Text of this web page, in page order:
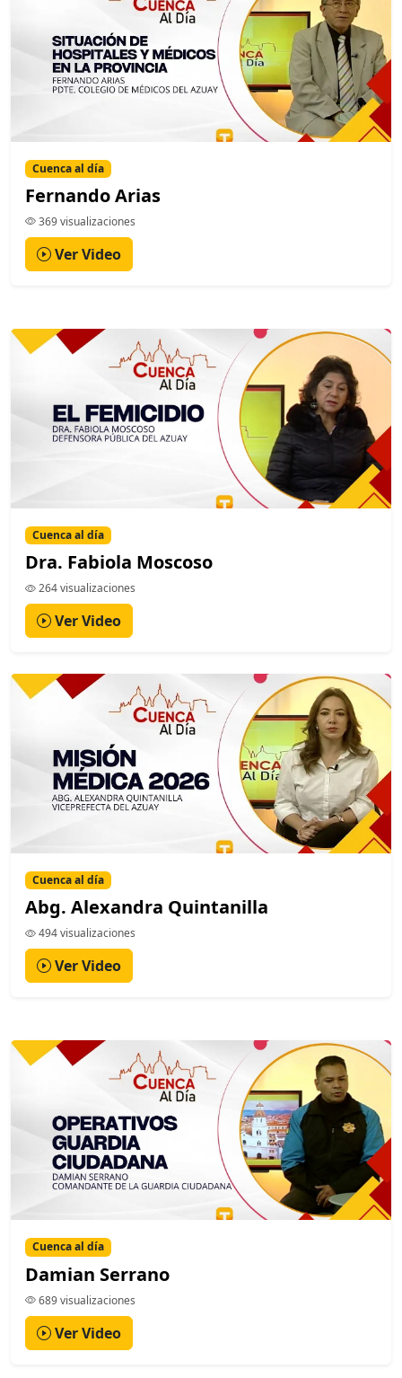
Cuenca al día
Fernando Arias
369 visualizaciones
Ver Video
Cuenca al día
Dra. Fabiola Moscoso
264 visualizaciones
Ver Video
Cuenca al día
Abg. Alexandra Quintanilla
494 visualizaciones
Ver Video
Cuenca al día
Damian Serrano
689 visualizaciones
Ver Video